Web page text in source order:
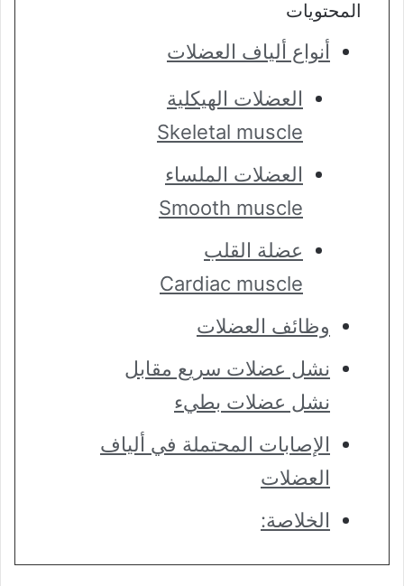
المحتويات
أنواع ألياف العضلات
العضلات الهيكلية
Skeletal muscle
العضلات الملساء
Smooth muscle
عضلة القلب
Cardiac muscle
وظائف العضلات
نشل عضلات سريع مقابل
نشل عضلات بطيء
الإصابات المحتملة في ألياف
العضلات
الخلاصة: